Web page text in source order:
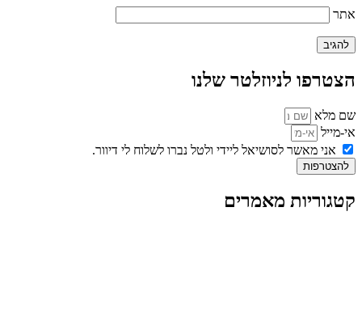
אתר
הצטרפו לניוזלטר שלנו
שם מלא
אי-מייל
אני מאשר לסושיאל ליידי ולטל נברו לשלוח לי דיוור.
להצטרפות
קטגוריות מאמרים